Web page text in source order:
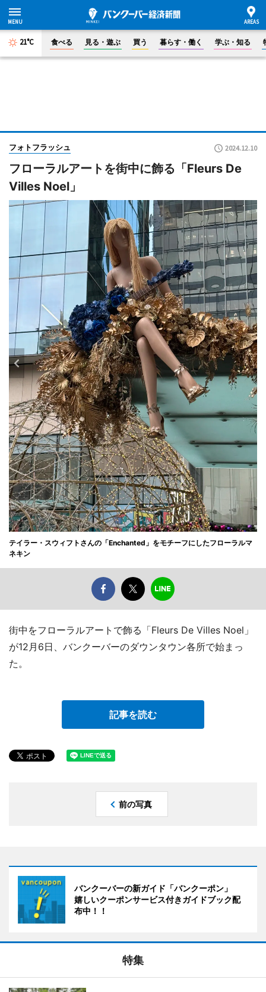
21°C 食べる 見る・遊ぶ 買う 暮らす・働く 学ぶ・知る
フォトフラッシュ 2024.12.10
フローラルアートを街中に飾る「Fleurs De
Villes Noel」
テイラー・スウィフトさんの「Enchanted」をモチーフにしたフローラルマ
ネキン
街中をフローラルアートで飾る「Fleurs De Villes Noel」
が12月6日、バンクーバーのダウンタウン各所で始まっ
た。
記事を読む
前の写真
バンクーバーの新ガイド「バンクーポン」
嬉しいクーポンサービス付きガイドブック配
布中！！
特集